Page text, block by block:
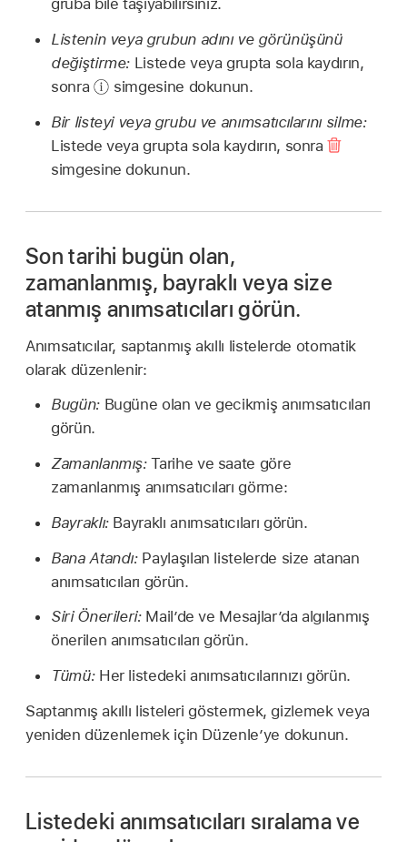
gruba bile taşıyabilirsiniz.
Listenin veya grubun adını ve görünüşünü
değiştirme: Listede veya grupta sola kaydırın,
sonra
simgesine dokunun.
Bir listeyi veya grubu ve anımsatıcılarını silme:
Listede veya grupta sola kaydırın, sonra
simgesine dokunun.
Son tarihi bugün olan,
zamanlanmış, bayraklı veya size
atanmış anımsatıcıları görün.
Anımsatıcılar, saptanmış akıllı listelerde otomatik
olarak düzenlenir:
Bugün:Bugüne olan ve gecikmiş anımsatıcıları
görün.
Zamanlanmış:Tarihe ve saate göre
zamanlanmış anımsatıcıları görme:
Bayraklı:Bayraklı anımsatıcıları görün.
Bana Atandı:Paylaşılan listelerde size atanan
anımsatıcıları görün.
Siri Önerileri:Mail’de ve Mesajlar’da algılanmış
önerilen anımsatıcıları görün.
Tümü:Her listedeki anımsatıcılarınızı görün.
Saptanmış akıllı listeleri göstermek, gizlemek veya
yeniden düzenlemek için Düzenle’ye dokunun.
Listedeki anımsatıcıları sıralama ve